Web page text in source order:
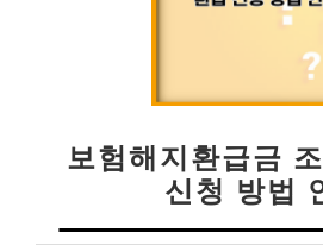
보험해지환급금
신청 방법